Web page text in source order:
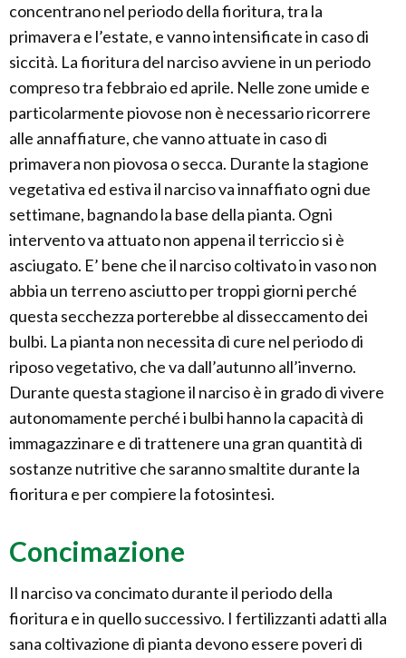
concentrano nel periodo della fioritura, tra la
primavera e l’estate, e vanno intensificate in caso di
siccità. La fioritura del narciso avviene in un periodo
compreso tra febbraio ed aprile. Nelle zone umide e
particolarmente piovose non è necessario ricorrere
alle annaffiature, che vanno attuate in caso di
primavera non piovosa o secca. Durante la stagione
vegetativa ed estiva il narciso va innaffiato ogni due
settimane, bagnando la base della pianta. Ogni
intervento va attuato non appena il terriccio si è
asciugato. E’ bene che il narciso coltivato in vaso non
abbia un terreno asciutto per troppi giorni perché
questa secchezza porterebbe al disseccamento dei
bulbi. La pianta non necessita di cure nel periodo di
riposo vegetativo, che va dall’autunno all’inverno.
Durante questa stagione il narciso è in grado di vivere
autonomamente perché i bulbi hanno la capacità di
immagazzinare e di trattenere una gran quantità di
sostanze nutritive che saranno smaltite durante la
fioritura e per compiere la fotosintesi.
Concimazione
Il narciso va concimato durante il periodo della
fioritura e in quello successivo. I fertilizzanti adatti alla
sana coltivazione di pianta devono essere poveri di